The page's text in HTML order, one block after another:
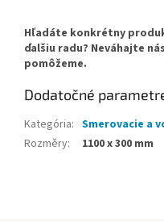
Hľadáte konkrétny
ďalšiu radu? Neváhajte
pomôžeme.
Dodatočné
Kategória: Smerovacie a
Rozměry: 1100 x 300 mm